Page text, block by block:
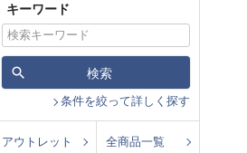
キーワード
検索
条件を絞って詳しく探す
アウトレット 全商品一覧